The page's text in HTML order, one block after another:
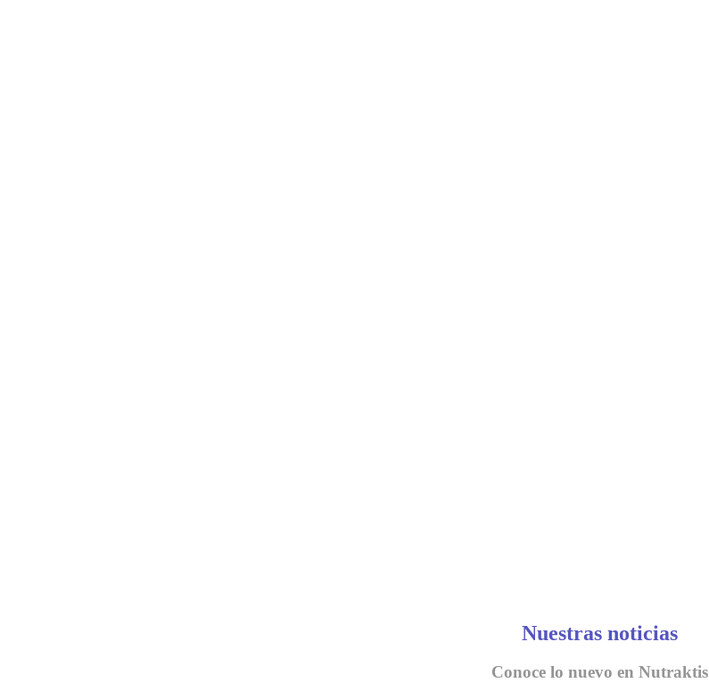
Nuestras noticias
Conoce lo nuevo en Nutraktis